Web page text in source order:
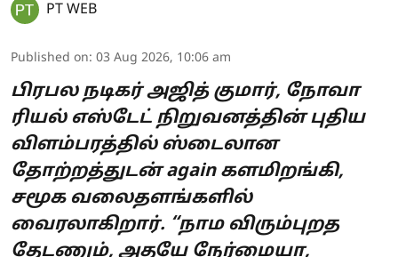
PT WEB
Published on: 03 Aug 2026, 10:06 am
பிரபல நடிகர் அஜித் குமார், நோவா
ரியல் எஸ்டேட் நிறுவனத்தின் புதிய
விளம்பரத்தில் ஸ்டைலான
தோற்றத்துடன் again களமிறங்கி,
சமூக வலைதளங்களில்
வைரலாகிறார். “நாம விரும்புறத
தேடணும், அதயே நேர்மையா,